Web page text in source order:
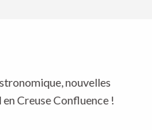
nouvelles
Creuse Confluence !